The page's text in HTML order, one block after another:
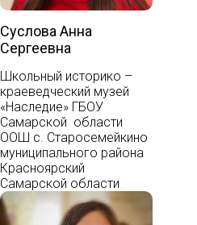
Суслова Анна
Сергеевна
Школьный историко –
краеведческий музей
«Наследие» ГБОУ
Самарской области
ООШ с. Старосемейкино
муниципального района
Красноярский
Самарской области